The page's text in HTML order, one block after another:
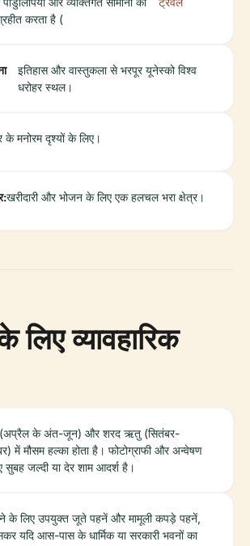
करता है (
इतिहास और वास्तुकला से भरपूर यूनेस्को विश्व
धरोहर स्थल।
के मनोरम दृश्यों के लिए।
खरीदारी और भोजन के लिए एक हलचल भरा क्षेत्र।
व्यावहारिक
के अंत-जून) और शरद ऋतु (सितंबर-
में मौसम हल्का होता है। फोटोग्राफी और अन्वेषण
सुबह जल्दी या देर शाम आदर्श है।
के लिए उपयुक्त जूते पहनें और मामूली कपड़े पहनें,
यदि आस-पास के धार्मिक या सरकारी भवनों का